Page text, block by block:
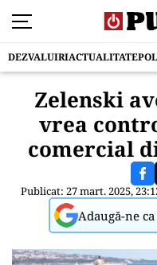
DEZVALUIRIACTUALITATE
Zelenski
vrea
comercial
Publicat: 27 mart. 2025,
Adaugă-ne